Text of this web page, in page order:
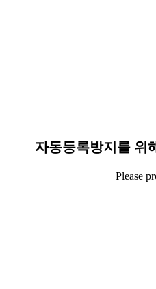
자동등록방지를 위
Please